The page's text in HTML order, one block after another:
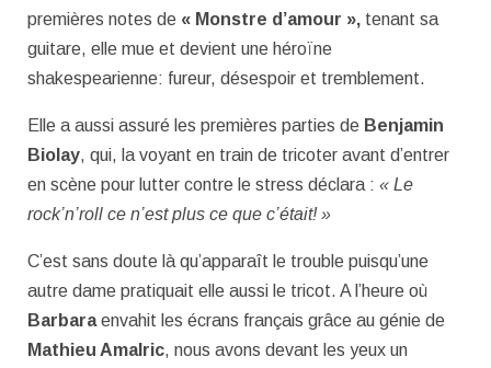
premières notes de « Monstre d’amour », tenant sa
guitare, elle mue et devient une héroïne
shakespearienne: fureur, désespoir et tremblement.
Elle a aussi assuré les premières parties de Benjamin
Biolay, qui, la voyant en train de tricoter avant d’entrer
en scène pour lutter contre le stress déclara : « Le
rock’n’roll ce n’est plus ce que c’était! »
C’est sans doute là qu’apparaît le trouble puisqu’une
autre dame pratiquait elle aussi le tricot. A l’heure où
Barbaraenvahit les écrans français grâce au génie de
Mathieu Amalric, nous avons devant les yeux un